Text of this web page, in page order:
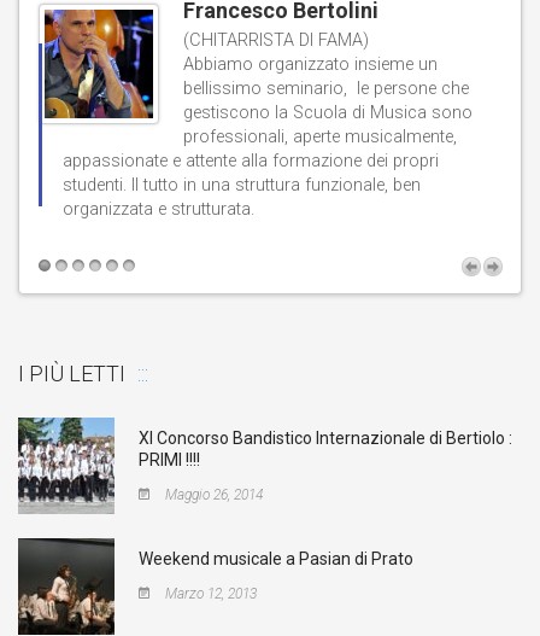
Francesco Bertolini
(CHITARRISTA DI FAMA)
Abbiamo organizzato insieme un
bellissimo seminario, le persone che
gestiscono la Scuola di Musica sono
professionali, aperte musicalmente,
appassionate e attente alla formazione dei propri
studenti. Il tutto in una struttura funzionale, ben
organizzata e strutturata.
I PIÙ LETTI
XI Concorso Bandistico Internazionale di Bertiolo :
PRIMI !!!!
Maggio 26, 2014
Weekend musicale a Pasian di Prato
Marzo 12, 2013